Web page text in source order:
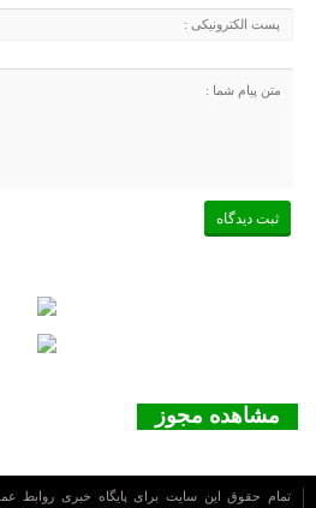
مشاهده مجوز
تمام حقوق این سایت برای پایگاه خبری روابط